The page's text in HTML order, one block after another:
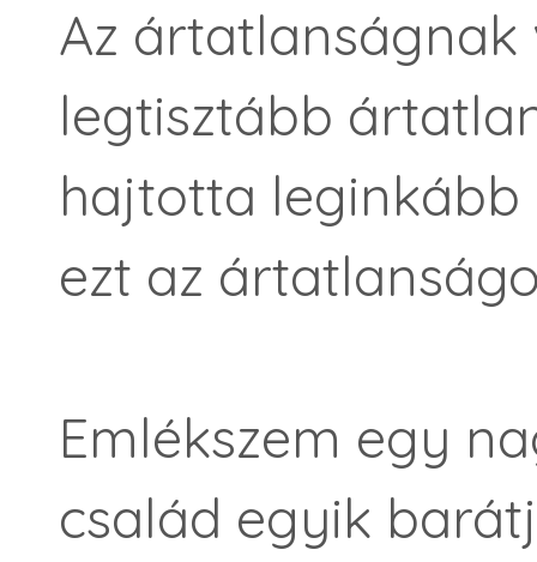
Az
legtisztább
hajtotta
ezt az
Emlékszem egy
család egyik